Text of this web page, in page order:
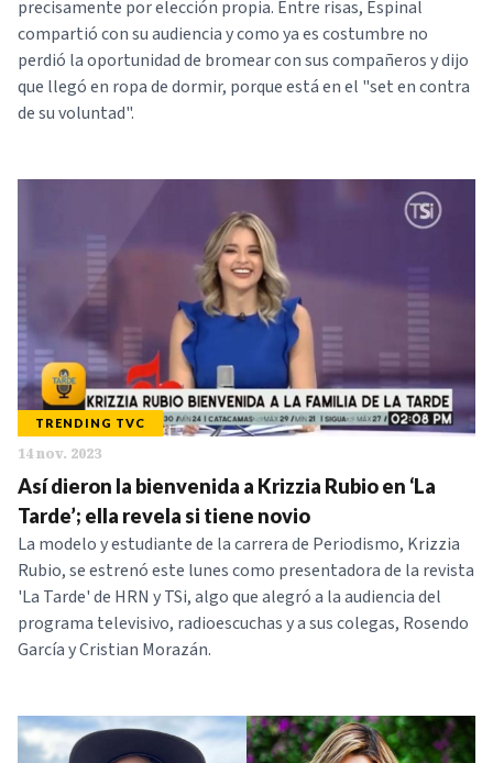
precisamente por elección propia. Entre risas, Espinal
compartió con su audiencia y como ya es costumbre no
perdió la oportunidad de bromear con sus compañeros y dijo
que llegó en ropa de dormir, porque está en el "set en contra
de su voluntad".
TRENDING TVC
14 nov. 2023
Así dieron la bienvenida a Krizzia Rubio en ‘La
Tarde’; ella revela si tiene novio
La modelo y estudiante de la carrera de Periodismo, Krizzia
Rubio, se estrenó este lunes como presentadora de la revista
'La Tarde' de HRN y TSi, algo que alegró a la audiencia del
programa televisivo, radioescuchas y a sus colegas, Rosendo
García y Cristian Morazán.